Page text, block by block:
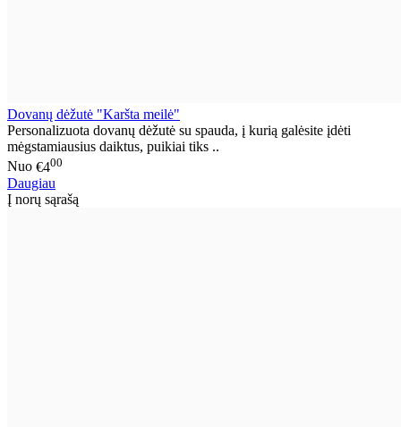
Dovanų dėžutė "Karšta meilė"
Personalizuota dovanų dėžutė su spauda, į kurią galėsite įdėti
mėgstamiausius daiktus, puikiai tiks ..
Nuo €400
Daugiau
Į norų sąrašą